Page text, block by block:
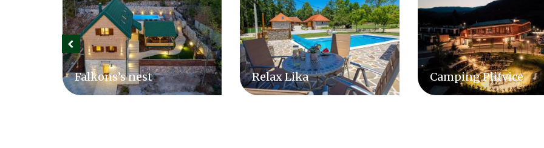
Relax Lika Camping Plitvice Villa Plitvice Sun